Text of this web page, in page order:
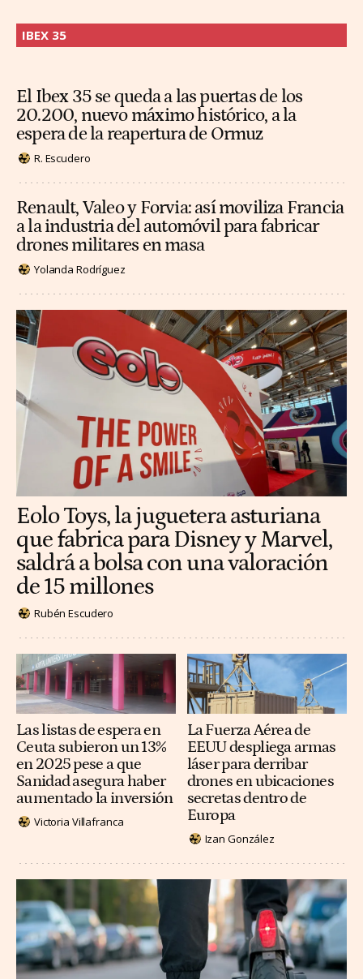
IBEX 35
El Ibex 35 se queda a las puertas de los
20.200, nuevo máximo histórico, a la
espera de la reapertura de Ormuz
R. Escudero
Renault, Valeo y Forvia: así moviliza Francia
a la industria del automóvil para fabricar
drones militares en masa
Yolanda Rodríguez
Eolo Toys, la juguetera asturiana
que fabrica para Disney y Marvel,
saldrá a bolsa con una valoración
de 15 millones
Rubén Escudero
Las listas de espera en
Ceuta subieron un 13%
en 2025 pese a que
Sanidad asegura haber
aumentado la inversión
Victoria Villafranca
La Fuerza Aérea de
EEUU despliega armas
láser para derribar
drones en ubicaciones
secretas dentro de
Europa
Izan González